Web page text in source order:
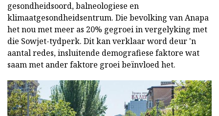
gesondheidsoord, balneologiese en
klimaatgesondheidsentrum. Die bevolking van Anapa
het nou met meer as 20% gegroei in vergelyking met
die Sowjet-tydperk. Dit kan verklaar word deur 'n
aantal redes, insluitende demografiese faktore wat
saam met ander faktore groei beïnvloed het.